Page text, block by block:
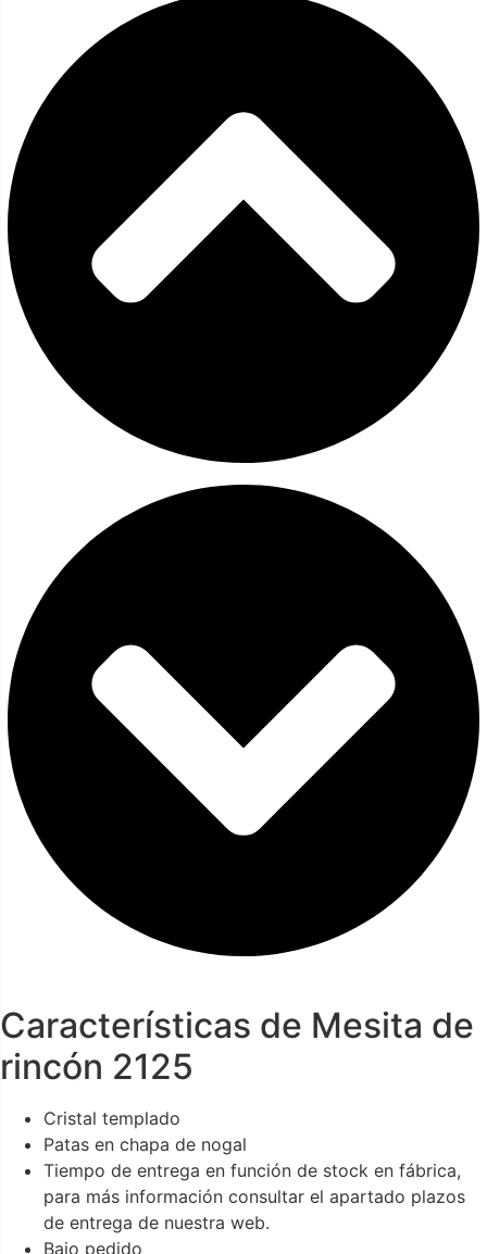
Características de Mesita de
rincón 2125
Cristal templado
Patas en chapa de nogal
Tiempo de entrega en función de stock en fábrica,
para más información consultar el apartado plazos
de entrega de nuestra web.
Bajo pedido